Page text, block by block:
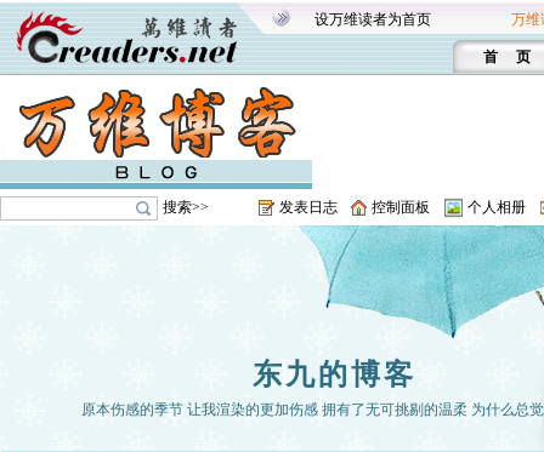
设万维读者为首页 万维
首 页
搜索>> 发表日志 控制面板 个人相册
东九的博客
原本伤感的季节 让我渲染的更加伤感 拥有了无可挑剔的温柔 为什么总